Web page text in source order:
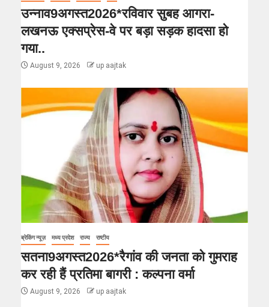
उन्नाव9अगस्त2026*रविवार सुबह आगरा-
लखनऊ एक्सप्रेस-वे पर बड़ा सड़क हादसा हो
गया..
August 9, 2026 up aajtak
ब्रेकिंग न्यूज़ मध्य प्रदेश राज्य राष्टीय
सतना9अगस्त2026*रैगांव की जनता को गुमराह
कर रही हैं प्रतिमा बागरी : कल्पना वर्मा
August 9, 2026 up aajtak